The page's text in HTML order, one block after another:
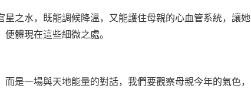
星之水，既能調候降溫，又能護住母親的心血管系統，讓她
體現在這些細微之處。
是一場與天地能量的對話，我們要觀察母親今年的氣色，